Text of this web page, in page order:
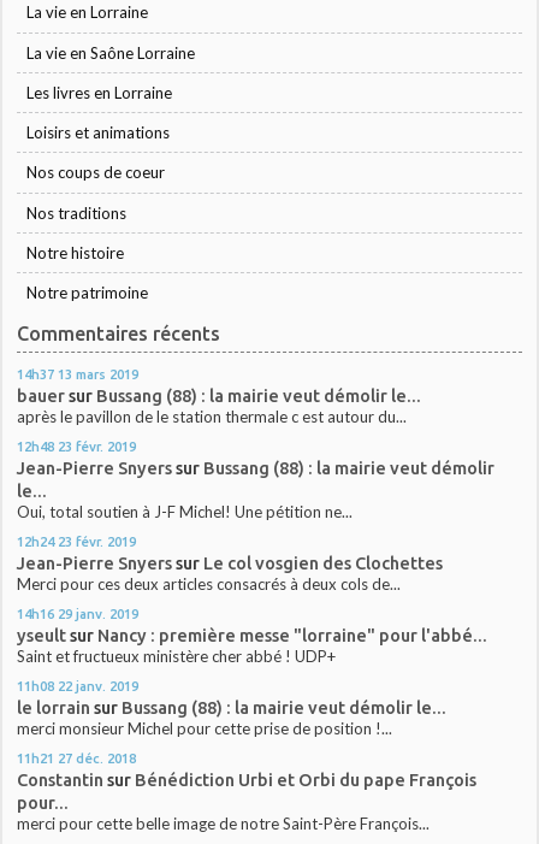
La vie en Lorraine
La vie en Saône Lorraine
Les livres en Lorraine
Loisirs et animations
Nos coups de coeur
Nos traditions
Notre histoire
Notre patrimoine
Commentaires récents
14h37 13 mars 2019
bauersur Bussang (88) : la mairie veut démolir le...
après le pavillon de le station thermale c est autour du...
12h48 23 févr. 2019
Jean-Pierre Snyerssur Bussang (88) : la mairie veut démolir
le...
Oui, total soutien à J-F Michel! Une pétition ne...
12h24 23 févr. 2019
Jean-Pierre Snyerssur Le col vosgien des Clochettes
Merci pour ces deux articles consacrés à deux cols de...
14h16 29 janv. 2019
yseultsur Nancy : première messe "lorraine" pour l'abbé...
Saint et fructueux ministère cher abbé ! UDP+
11h08 22 janv. 2019
le lorrain sur Bussang (88) : la mairie veut démolir le...
merci monsieur Michel pour cette prise de position !...
11h21 27 déc. 2018
Constantin sur Bénédiction Urbi et Orbi du pape François
pour...
merci pour cette belle image de notre Saint-Père François...